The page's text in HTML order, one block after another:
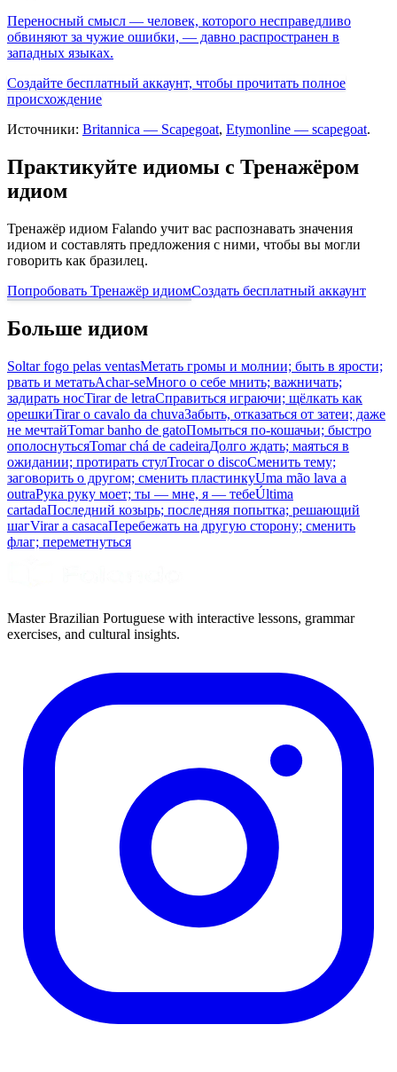
Переносный смысл — человек, которого несправедливо
обвиняют за чужие ошибки, — давно распространен в
западных языках.
Создайте бесплатный аккаунт, чтобы прочитать полное
происхождение
Источники: Britannica — Scapegoat, Etymonline — scapegoat.
Практикуйте идиомы с Тренажёром
идиом
Тренажёр идиом Falando учит вас распознавать значения
идиом и составлять предложения с ними, чтобы вы могли
говорить как бразилец.
Попробовать Тренажёр идиомСоздать бесплатный аккаунт
Больше идиом
Soltar fogo pelas ventasМетать громы и молнии; быть в ярости;
рвать и метатьAchar-seМного о себе мнить; важничать;
задирать носTirar de letraСправиться играючи; щёлкать как
орешкиTirar o cavalo da chuvaЗабыть, отказаться от затеи; даже
не мечтайTomar banho de gatoПомыться по-кошачьи; быстро
ополоснутьсяTomar chá de cadeiraДолго ждать; маяться в
ожидании; протирать стулTrocar o discoСменить тему;
заговорить о другом; сменить пластинкуUma mão lava a
outraРука руку моет; ты — мне, я — тебеÚltima
cartadaПоследний козырь; последняя попытка; решающий
шагVirar a casacaПеребежать на другую сторону; сменить
флаг; переметнуться
Master Brazilian Portuguese with interactive lessons, grammar
exercises, and cultural insights.